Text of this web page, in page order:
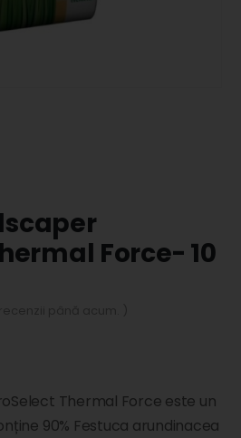
Force- 10
Thermal Force este un
90% Festuca arundinacea